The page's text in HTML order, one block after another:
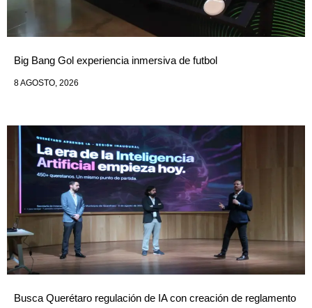
Big Bang Gol experiencia inmersiva de futbol
8 AGOSTO, 2026
Busca Querétaro regulación de IA con creación de reglamento